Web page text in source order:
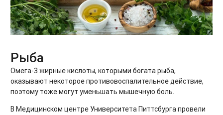
Рыба
Омега-3 жирные кислоты, которыми богата рыба,
оказывают некоторое противовоспалительное действие,
поэтому тоже могут уменьшать мышечную боль.
В Медицинском центре Университета Питтсбурга провели